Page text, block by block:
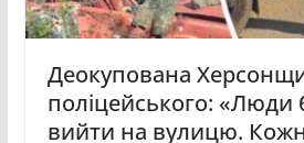
Деокупована
поліцейського: «Люди
вийти на вулицю.